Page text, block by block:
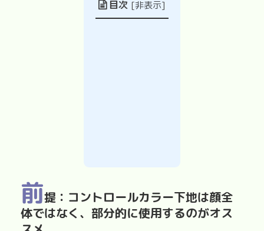
目次 [非表示]
前提：コントロールカラー下地は顔全
体ではなく、部分的に使用するのがオス